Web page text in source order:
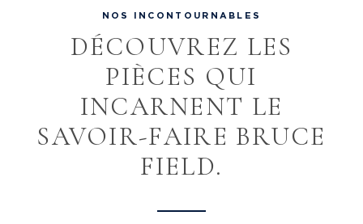
NOS INCONTOURNABLES
DÉCOUVREZ LES
PIÈCES QUI
INCARNENT LE
SAVOIR-FAIRE BRUCE
FIELD.